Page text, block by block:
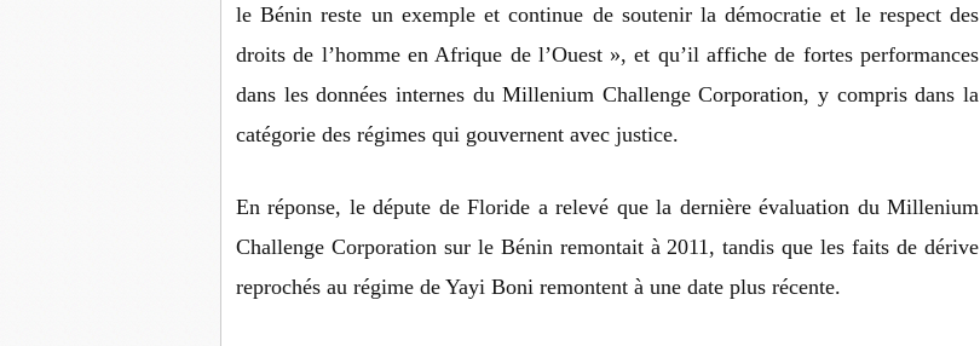
le Bénin reste un exemple et continue de soutenir la démocratie et le respect des
droits de l’homme en Afrique de l’Ouest », et qu’il affiche de fortes performances
dans les données internes du Millenium Challenge Corporation, y compris dans la
catégorie des régimes qui gouvernent avec justice.
En réponse, le députe de Floride a relevé que la dernière évaluation du Millenium
Challenge Corporation sur le Bénin remontait à 2011, tandis que les faits de dérive
reprochés au régime de Yayi Boni remontent à une date plus récente.